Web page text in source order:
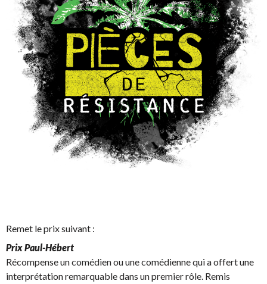
Remet le prix suivant :
Prix Paul-Hébert
Récompense un comédien ou une comédienne qui a offert une
interprétation remarquable dans un premier rôle. Remis